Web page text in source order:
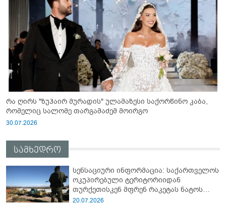
რა ღირს "ზუჰაირ მურადის" ულამაზესი საქორწინო კაბა,
რომელიც სალომე თარგამაძემ მოირგო
30.07.2026
სამხედრო
სენსაციური ინფორმაცია: საქართველოს
ოკუპირებული ტერიტორიიდან
თურქეთისკენ მფრენ რაკეტას ნატოს
სამიტი კინაღამ ჩაუშლია
20.07.2026